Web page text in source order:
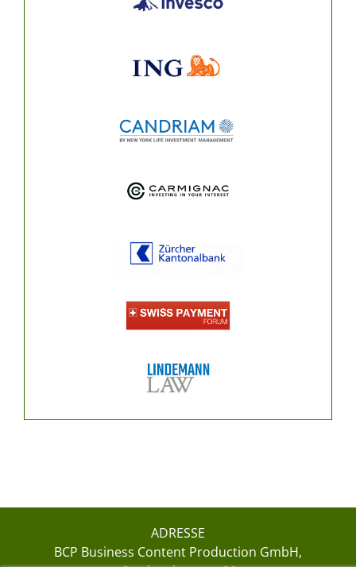
ADRESSE
BCP Business Content Production GmbH